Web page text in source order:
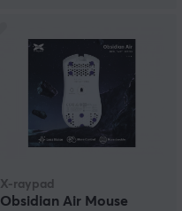
X-raypad
Obsidian Air Mouse